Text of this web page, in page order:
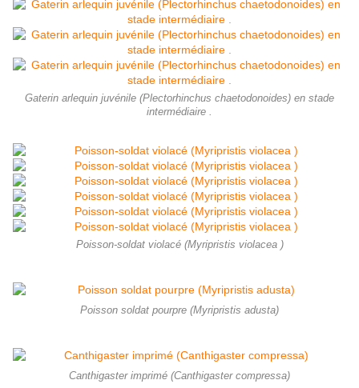
Gaterin arlequin juvénile (Plectorhinchus chaetodonoides) en stade
intermédiaire .
Poisson-soldat violacé (Myripristis violacea )
Poisson soldat pourpre (Myripristis adusta)
Canthigaster imprimé (Canthigaster compressa)